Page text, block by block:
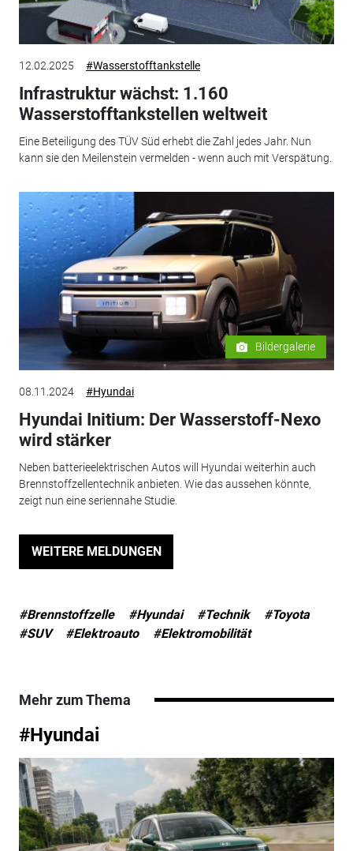
12.02.2025 #Wasserstofftankstelle
Infrastruktur wächst: 1.160
Wasserstofftankstellen weltweit
Eine Beteiligung des TÜV Süd erhebt die Zahl jedes Jahr. Nun
kann sie den Meilenstein vermelden - wenn auch mit Verspätung.
Bildergalerie
08.11.2024 #Hyundai
Hyundai Initium: Der Wasserstoff-Nexo
wird stärker
Neben batterieelektrischen Autos will Hyundai weiterhin auch
Brennstoffzellentechnik anbieten. Wie das aussehen könnte,
zeigt nun eine seriennahe Studie.
WEITERE MELDUNGEN
#Brennstoffzelle #Hyundai #Technik
#Toyota
#SUV
#Elektroauto #Elektromobilität
Mehr zum Thema
#Hyundai